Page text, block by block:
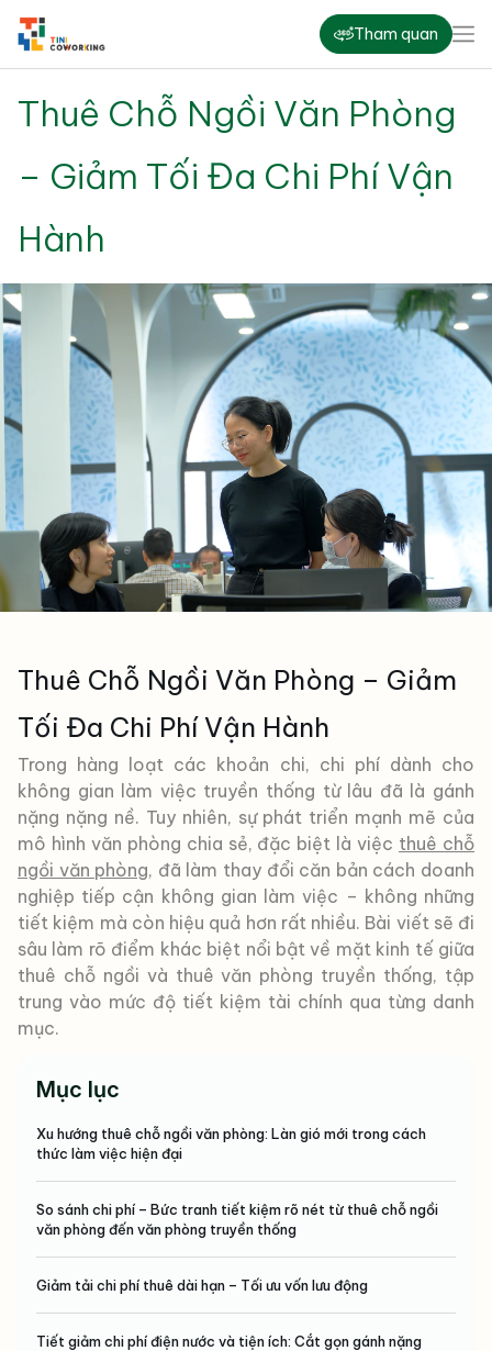
Tham quan
Thuê Chỗ Ngồi Văn Phòng
– Giảm Tối Đa Chi Phí Vận
Hành
Thuê Chỗ Ngồi Văn Phòng – Giảm
Tối Đa Chi Phí Vận Hành
Trong hàng loạt các khoản chi, chi phí dành cho
không gian làm việc truyền thống từ lâu đã là gánh
nặng nặng nề. Tuy nhiên, sự phát triển mạnh mẽ của
mô hình văn phòng chia sẻ, đặc biệt là việc thuê chỗ
ngồi văn phòng, đã làm thay đổi căn bản cách doanh
nghiệp tiếp cận không gian làm việc – không những
tiết kiệm mà còn hiệu quả hơn rất nhiều. Bài viết sẽ đi
sâu làm rõ điểm khác biệt nổi bật về mặt kinh tế giữa
thuê chỗ ngồi và thuê văn phòng truyền thống, tập
trung vào mức độ tiết kiệm tài chính qua từng danh
mục.
Mục lục
Xu hướng thuê chỗ ngồi văn phòng: Làn gió mới trong cách
thức làm việc hiện đại
So sánh chi phí – Bức tranh tiết kiệm rõ nét từ thuê chỗ ngồi
văn phòng đến văn phòng truyền thống
Giảm tải chi phí thuê dài hạn – Tối ưu vốn lưu động
Tiết giảm chi phí điện nước và tiện ích: Cắt gọn gánh nặng